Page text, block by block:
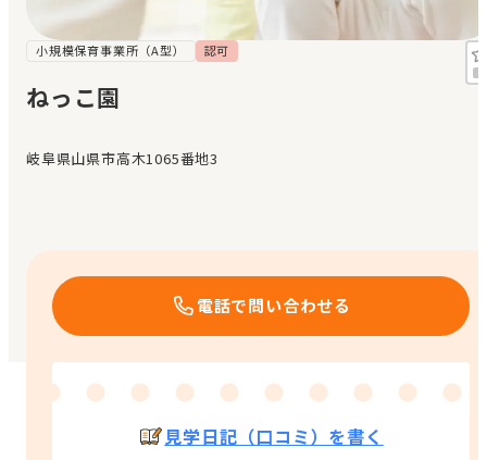
メッセージ
おすすめの園
エンクルの特徴と活用方法
小規模保育事業所（A型） 認可
ねっこ園
岐阜県山県市高木1065番地3
電話で問い合わせる
見学日記（口コミ）を書く